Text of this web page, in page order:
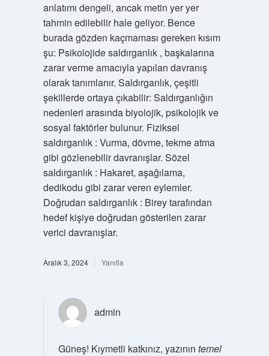
anlatımı dengeli, ancak metin yer yer
tahmin edilebilir hale geliyor. Bence
burada gözden kaçmaması gereken kısım
şu: Psikolojide saldırganlık , başkalarına
zarar verme amacıyla yapılan davranış
olarak tanımlanır. Saldırganlık, çeşitli
şekillerde ortaya çıkabilir: Saldırganlığın
nedenleri arasında biyolojik, psikolojik ve
sosyal faktörler bulunur. Fiziksel
saldırganlık : Vurma, dövme, tekme atma
gibi gözlenebilir davranışlar. Sözel
saldırganlık : Hakaret, aşağılama,
dedikodu gibi zarar veren eylemler.
Doğrudan saldırganlık : Birey tarafından
hedef kişiye doğrudan gösterilen zarar
verici davranışlar.
Aralık 3, 2024 Yanıtla
admin
Güneş! Kıymetli katkınız, yazının temel